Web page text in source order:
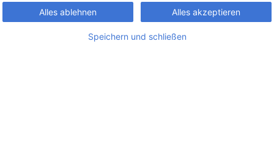
Alles ablehnen Alles akzeptieren
Speichern und schließen